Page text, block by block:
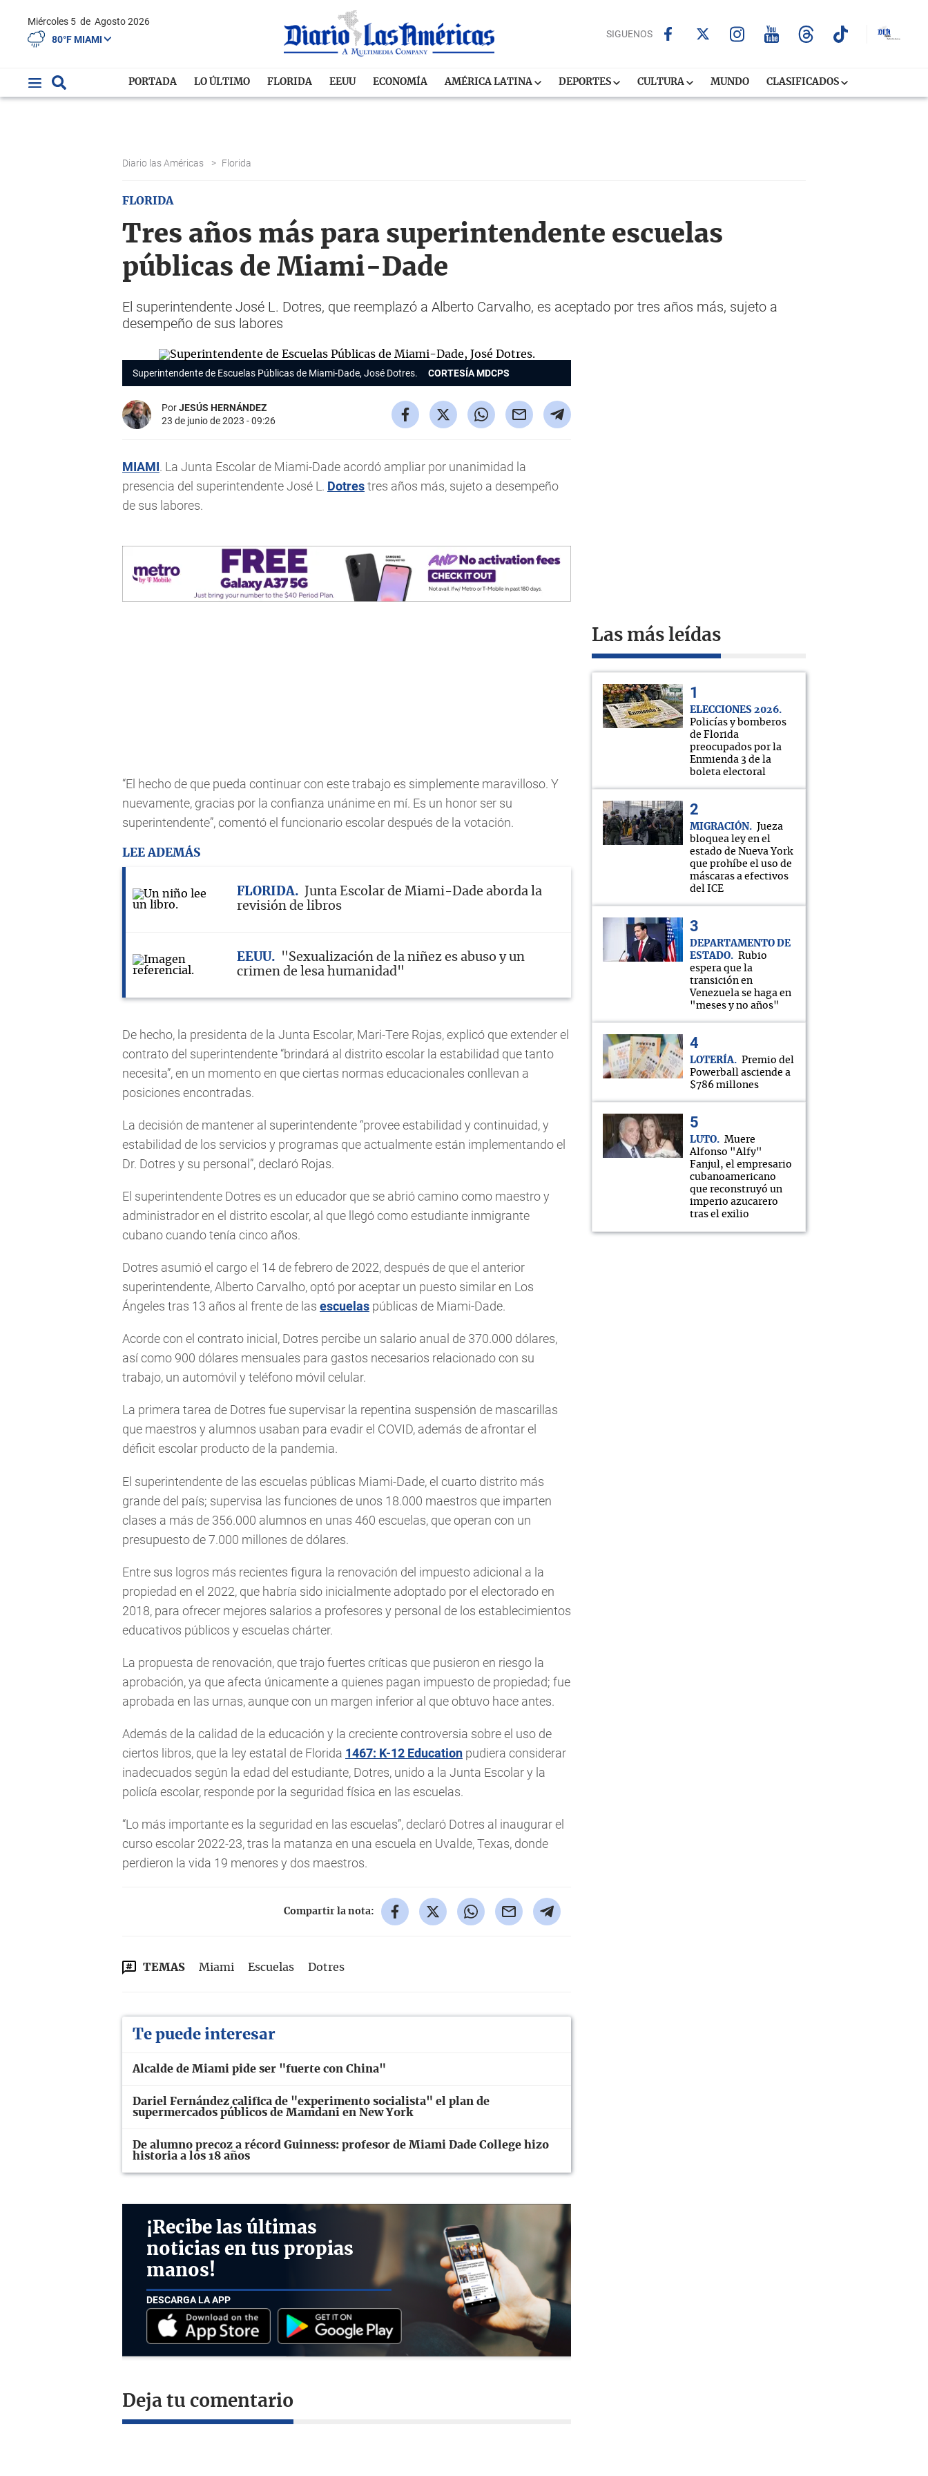
Miércoles 5 de Agosto 2026
80°F MIAMI
SIGUENOS
PORTADA LO ÚLTIMO FLORIDA EEUU ECONOMÍA AMÉRICA LATINA DEPORTES CULTURA MUNDO CLASIFICADOS
Diario las Américas > Florida
FLORIDA
Tres años más para superintendente escuelas
públicas de Miami-Dade
El superintendente José L. Dotres, que reemplazó a Alberto Carvalho, es aceptado por tres años más, sujeto a
desempeño de sus labores
Superintendente de Escuelas Públicas de Miami-Dade, José Dotres. CORTESÍA MDCPS
PorJESÚS HERNÁNDEZ
23 de junio de 2023 - 09:26
MIAMI. La Junta Escolar de Miami-Dade acordó ampliar por unanimidad la
presencia del superintendente José L. Dotrestres años más, sujeto a desempeño
de sus labores.
“El hecho de que pueda continuar con este trabajo es simplemente maravilloso. Y
nuevamente, gracias por la confianza unánime en mí. Es un honor ser su
superintendente”, comentó el funcionario escolar después de la votación.
LEE ADEMÁS
FLORIDA
Junta Escolar de Miami-Dade aborda la
revisión de libros
EEUU
"Sexualización de la niñez es abuso y un
crimen de lesa humanidad"
De hecho, la presidenta de la Junta Escolar, Mari-Tere Rojas, explicó que extender el
contrato del superintendente “brindará al distrito escolar la estabilidad que tanto
necesita”, en un momento en que ciertas normas educacionales conllevan a
posiciones encontradas.
La decisión de mantener al superintendente “provee estabilidad y continuidad, y
estabilidad de los servicios y programas que actualmente están implementando el
Dr. Dotres y su personal”, declaró Rojas.
El superintendente Dotres es un educador que se abrió camino como maestro y
administrador en el distrito escolar, al que llegó como estudiante inmigrante
cubano cuando tenía cinco años.
Dotres asumió el cargo el 14 de febrero de 2022, después de que el anterior
superintendente, Alberto Carvalho, optó por aceptar un puesto similar en Los
Ángeles tras 13 años al frente de las escuelas públicas de Miami-Dade.
Acorde con el contrato inicial, Dotres percibe un salario anual de 370.000 dólares,
así como 900 dólares mensuales para gastos necesarios relacionado con su
trabajo, un automóvil y teléfono móvil celular.
La primera tarea de Dotres fue supervisar la repentina suspensión de mascarillas
que maestros y alumnos usaban para evadir el COVID, además de afrontar el
déficit escolar producto de la pandemia.
El superintendente de las escuelas públicas Miami-Dade, el cuarto distrito más
grande del país; supervisa las funciones de unos 18.000 maestros que imparten
clases a más de 356.000 alumnos en unas 460 escuelas, que operan con un
presupuesto de 7.000 millones de dólares.
Entre sus logros más recientes figura la renovación del impuesto adicional a la
propiedad en el 2022, que habría sido inicialmente adoptado por el electorado en
2018, para ofrecer mejores salarios a profesores y personal de los establecimientos
educativos públicos y escuelas chárter.
La propuesta de renovación, que trajo fuertes críticas que pusieron en riesgo la
aprobación, ya que afecta únicamente a quienes pagan impuesto de propiedad; fue
aprobada en las urnas, aunque con un margen inferior al que obtuvo hace antes.
Además de la calidad de la educación y la creciente controversia sobre el uso de
ciertos libros, que la ley estatal de Florida 1467: K-12 Education pudiera considerar
inadecuados según la edad del estudiante, Dotres, unido a la Junta Escolar y la
policía escolar, responde por la seguridad física en las escuelas.
“Lo más importante es la seguridad en las escuelas”, declaró Dotres al inaugurar el
curso escolar 2022-23, tras la matanza en una escuela en Uvalde, Texas, donde
perdieron la vida 19 menores y dos maestros.
Compartir la nota:
TEMAS Miami Escuelas Dotres
Te puede interesar
Alcalde de Miami pide ser "fuerte con China"
Dariel Fernández califica de "experimento socialista" el plan de
supermercados públicos de Mamdani en New York
De alumno precoz a récord Guinness: profesor de Miami Dade College hizo
historia a los 18 años
¡Recibe las últimas
noticias en tus propias
manos!
DESCARGA LA APP
Deja tu comentario
Las más leídas
ELECCIONES 2026
Policías y bomberos
de Florida
preocupados por la
Enmienda 3 de la
boleta electoral
MIGRACIÓN
Jueza
bloquea ley en el
estado de Nueva York
que prohíbe el uso de
máscaras a efectivos
del ICE
DEPARTAMENTO DE
ESTADO
Rubio
espera que la
transición en
Venezuela se haga en
"meses y no años"
LOTERÍA
Premio del
Powerball asciende a
$786 millones
LUTO
Muere
Alfonso "Alfy"
Fanjul, el empresario
cubanoamericano
que reconstruyó un
imperio azucarero
tras el exilio